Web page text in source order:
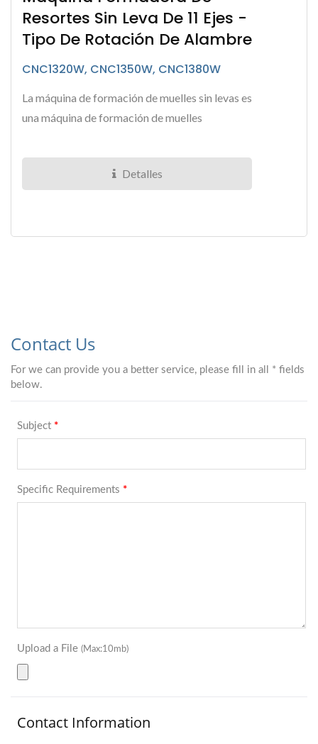
Resortes Sin Leva De 11 Ejes -
Tipo De Rotación De Alambre
CNC1320W, CNC1350W, CNC1380W
La máquina de formación de muelles sin levas es
una máquina de formación de muelles
para la fabricación...
Detalles